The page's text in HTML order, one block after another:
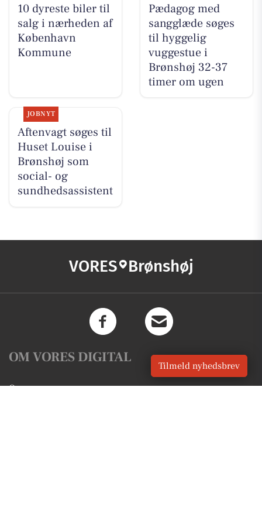
10 dyreste biler til
salg i nærheden af
København
Kommune
Pædagog med
sangglæde søges
til hyggelig
vuggestue i
Brønshøj 32-37
timer om ugen
JOBNYT
Aftenvagt søges til
Huset Louise i
Brønshøj som
social- og
sundhedsassistent
VORES Brønshøj
OM VORES DIGITAL
Om os
Tilmeld nyhedsbrev